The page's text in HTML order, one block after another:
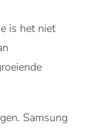
is het niet
Samsung